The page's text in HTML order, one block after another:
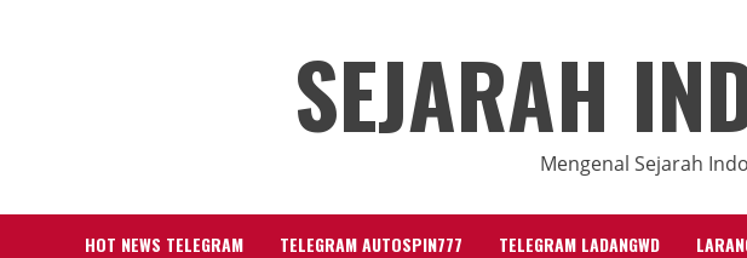
SEJARAH
Mengenal Sejarah
HOT NEWS TELEGRAM TELEGRAM AUTOSPIN777 TELEGRAM LADANGWD